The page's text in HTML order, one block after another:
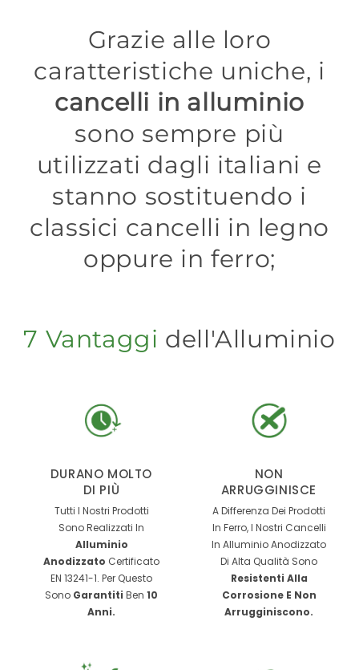
Grazie alle loro
caratteristiche uniche, i
cancelli in alluminio
sono sempre più
utilizzati dagli italiani e
stanno sostituendo i
classici cancelli in legno
oppure in ferro;
7 Vantaggi dell'Alluminio
DURANO MOLTO
DI PIÙ
Tutti I Nostri Prodotti
Sono Realizzati In
Alluminio
Anodizzato Certificato
EN 13241-1. Per Questo
Sono Garantiti Ben 10
Anni.
NON
ARRUGGINISCE
A Differenza Dei Prodotti
In Ferro, I Nostri Cancelli
In Alluminio Anodizzato
Di Alta Qualità Sono
Resistenti Alla
Corrosione E Non
Arrugginiscono.